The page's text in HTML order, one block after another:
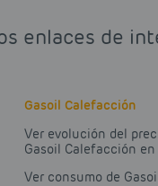
enlaces de
Gasoil Calefacción
Ver evolución del
Gasoil Calefacción en
Ver consumo de